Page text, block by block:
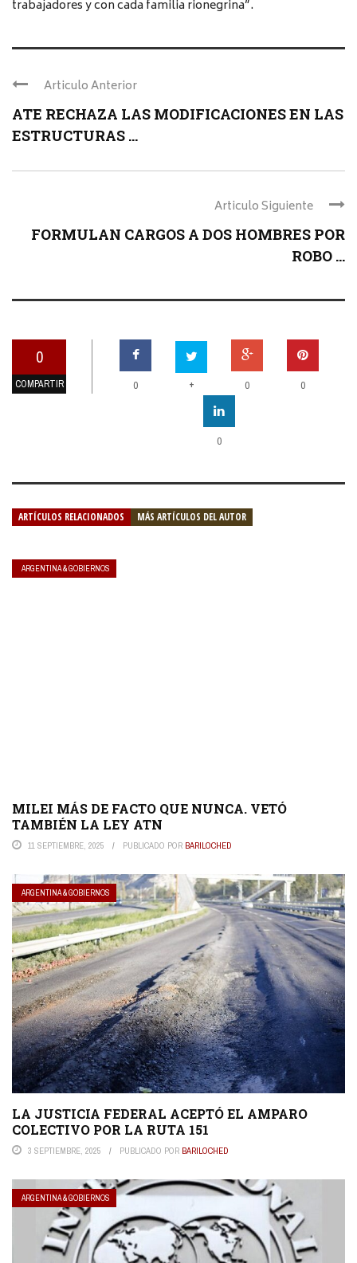
trabajadores y con cada familia rionegrina”.
Articulo Anterior
ATE RECHAZA LAS MODIFICACIONES EN LAS
ESTRUCTURAS ...
Articulo Siguiente
FORMULAN CARGOS A DOS HOMBRES POR
ROBO ...
0
COMPARTIR 0 + 0 0
0
ARTÍCULOS RELACIONADOS MÁS ARTÍCULOS DEL AUTOR
ARGENTINA & GOBIERNOS
MILEI MÁS DE FACTO QUE NUNCA. VETÓ
TAMBIÉN LA LEY ATN
11 SEPTIEMBRE, 2025 PUBLICADO POR BARILOCHED
ARGENTINA & GOBIERNOS
LA JUSTICIA FEDERAL ACEPTÓ EL AMPARO
COLECTIVO POR LA RUTA 151
3 SEPTIEMBRE, 2025 PUBLICADO POR BARILOCHED
ARGENTINA & GOBIERNOS